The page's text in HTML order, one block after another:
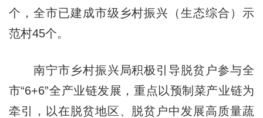
个，全市已建成市级乡村振兴（生态综合）示
范村45个。
南宁市乡村振兴局积极引导脱贫户参与全
市“6+6”全产业链发展，重点以预制菜产业链为
牵引，以在脱贫地区、脱贫户中发展高质量蔬